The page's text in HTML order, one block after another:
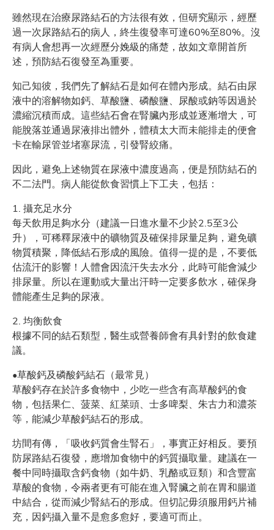
雖然現在治療尿路結石的方法很有效，但研究顯示，經歷
過一次尿路結石的病人，終生復發率可達60%至80%。沒
有病人會想再一次經歷分娩級的痛楚，故如文章開首所
述，預防結石復發至為重要。
知己知彼，我們先了解結石是如何在體內形成。結石由尿
液中的溶解物如鈣、草酸鹽、磷酸鹽、尿酸或鈉等因過於
濃縮沉積而成。這些結石會在腎臟內形成並逐漸增大，可
能脫落並通過尿液排出體外，體積太大而未能排走的便會
卡在輸尿管並堵塞尿流，引發腎絞痛。
因此，避免上述物質在尿液中濃度過高，便是預防結石的
不二法門。病人能從飲食習慣上下工夫，包括：
1. 攝充足水分
每天飲用足夠水分（建議一日進水量不少於2.5至3公
升），可稀釋尿液中的礦物質及確保排尿量足夠，避免礦
物質積聚，降低結石形成的風險。值得一提的是，不要低
估流汗的影響！人體會因流汗失去水分，此時可能會減少
排尿量。所以在運動或大量出汗時一定要多飲水，確保身
體能產生足夠的尿液。
2. 均衡飲食
根據不同的結石類型，醫生或營養師會有具針對的飲食建
議。
•草酸鈣及磷酸鈣結石（最常見）
草酸鈣存在於許多食物中，少吃一些含有高草酸鈣的食
物，包括果仁、菠菜、紅菜頭、士多啤梨、朱古力和濃茶
等，能減少草酸鈣結石的形成。
坊間有傳，「吸收鈣質會生腎石」，事實正好相反。要預
防尿路結石復發，應增加食物中的鈣質攝取量。建議在一
餐中同時攝取含鈣食物（如牛奶、乳酪或豆類）和含豐富
草酸的食物，令兩者更有可能在進入腎臟之前在胃和腸道
中結合，從而減少腎結石的形成。但切記毋須服用鈣片補
充，因鈣攝入量不是愈多愈好，要適可而止。